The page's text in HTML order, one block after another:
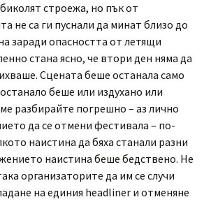
строежа, но пък от
не са ги пуснали да минат близо до
заради опасността от летящи
стана ясно, че втори ден няма да
Сцената беше останала само
беше или издухано или
разбирайте погрешно – аз лично
да се отмени фестивала – по-
наистина да бяха станали разни
наистина беше бедствено. Не
организаторите да им се случи
на единия headliner и отменяне